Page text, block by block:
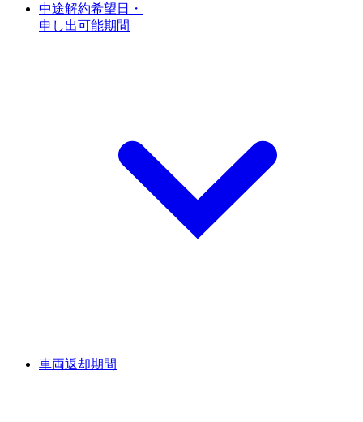
中途解約希望日・
申し出可能期間
車両返却期間